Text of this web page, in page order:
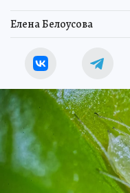
Елена Белоусова